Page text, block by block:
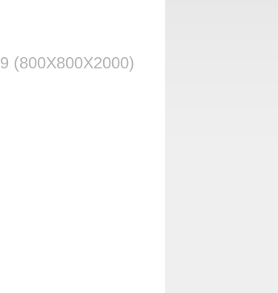
(800Х800Х2000)